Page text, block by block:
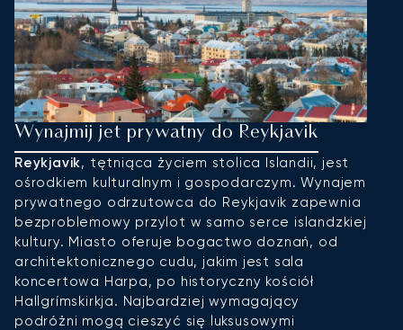
Wynajmij jet prywatny do Reykjavik
Reykjavik, tętniąca życiem stolica Islandii, jest
ośrodkiem kulturalnym i gospodarczym. Wynajem
prywatnego odrzutowca do Reykjavik zapewnia
bezproblemowy przylot w samo serce islandzkiej
kultury. Miasto oferuje bogactwo doznań, od
architektonicznego cudu, jakim jest sala
koncertowa Harpa, po historyczny kościół
Hallgrímskirkja. Najbardziej wymagający
podróżni mogą cieszyć się luksusowymi